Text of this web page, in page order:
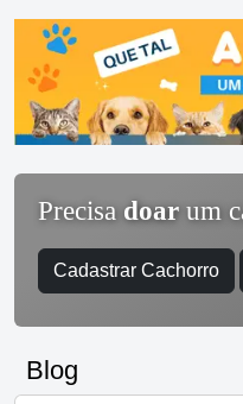
Precisa doar um
Cadastrar Cachorro
Blog